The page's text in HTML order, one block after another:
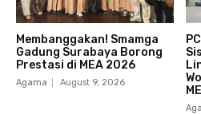
Membanggakan! Smamga
Gadung Surabaya Borong
Prestasi di MEA 2026
Agama August 9, 2026